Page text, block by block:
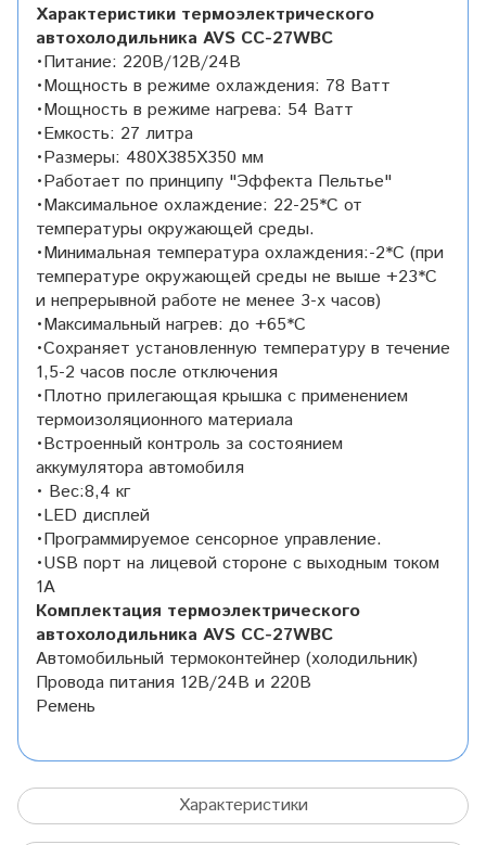
Характеристики термоэлектрического
автохолодильника AVS CC-27WBC
•Питание: 220В/12В/24В
•Мощность в режиме охлаждения: 78 Ватт
•Мощность в режиме нагрева: 54 Ватт
•Емкость: 27 литра
•Размеры: 480X385X350 мм
•Работает по принципу "Эффекта Пельтье"
•Максимальное охлаждение: 22-25*С от
температуры окружающей среды.
•Минимальная температура охлаждения:-2*С (при
температуре окружающей среды не выше +23*С
и непрерывной работе не менее 3-х часов)
•Максимальный нагрев: до +65*С
•Сохраняет установленную температуру в течение
1,5-2 часов после отключения
•Плотно прилегающая крышка с применением
термоизоляционного материала
•Встроенный контроль за состоянием
аккумулятора автомобиля
• Вес:8,4 кг
•LED дисплей
•Программируемое сенсорное управление.
•USB порт на лицевой стороне с выходным током
1А
Комплектация термоэлектрического
автохолодильника AVS CC-27WBC
Автомобильный термоконтейнер (холодильник)
Провода питания 12В/24В и 220В
Ремень
Характеристики